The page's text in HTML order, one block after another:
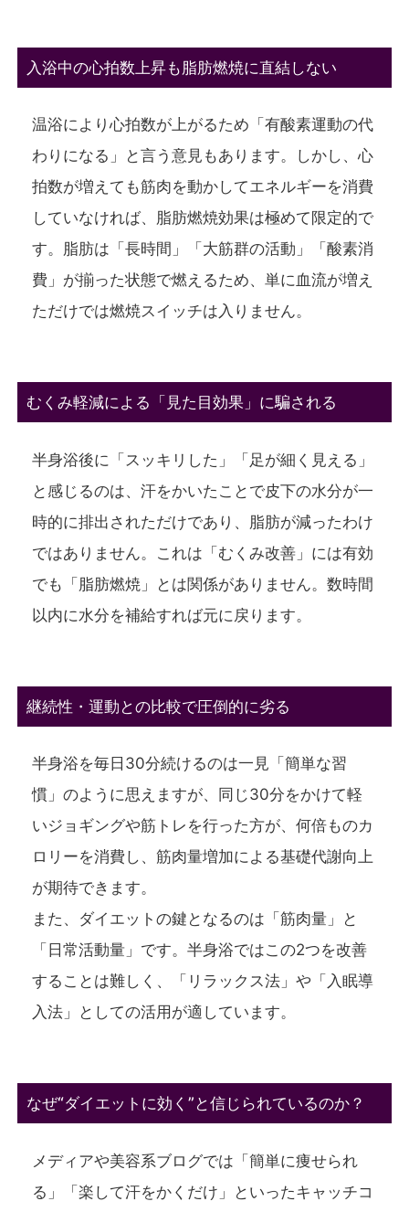
入浴中の心拍数上昇も脂肪燃焼に直結しない
温浴により心拍数が上がるため「有酸素運動の代
わりになる」と言う意見もあります。しかし、心
拍数が増えても筋肉を動かしてエネルギーを消費
していなければ、脂肪燃焼効果は極めて限定的で
す。脂肪は「長時間」「大筋群の活動」「酸素消
費」が揃った状態で燃えるため、単に血流が増え
ただけでは燃焼スイッチは入りません。
むくみ軽減による「見た目効果」に騙される
半身浴後に「スッキリした」「足が細く見える」
と感じるのは、汗をかいたことで皮下の水分が一
時的に排出されただけであり、脂肪が減ったわけ
ではありません。これは「むくみ改善」には有効
でも「脂肪燃焼」とは関係がありません。数時間
以内に水分を補給すれば元に戻ります。
継続性・運動との比較で圧倒的に劣る
半身浴を毎日30分続けるのは一見「簡単な習
慣」のように思えますが、同じ30分をかけて軽
いジョギングや筋トレを行った方が、何倍ものカ
ロリーを消費し、筋肉量増加による基礎代謝向上
が期待できます。
また、ダイエットの鍵となるのは「筋肉量」と
「日常活動量」です。半身浴ではこの2つを改善
することは難しく、「リラックス法」や「入眠導
入法」としての活用が適しています。
なぜ“ダイエットに効く”と信じられているのか？
メディアや美容系ブログでは「簡単に痩せられ
る」「楽して汗をかくだけ」といったキャッチコ